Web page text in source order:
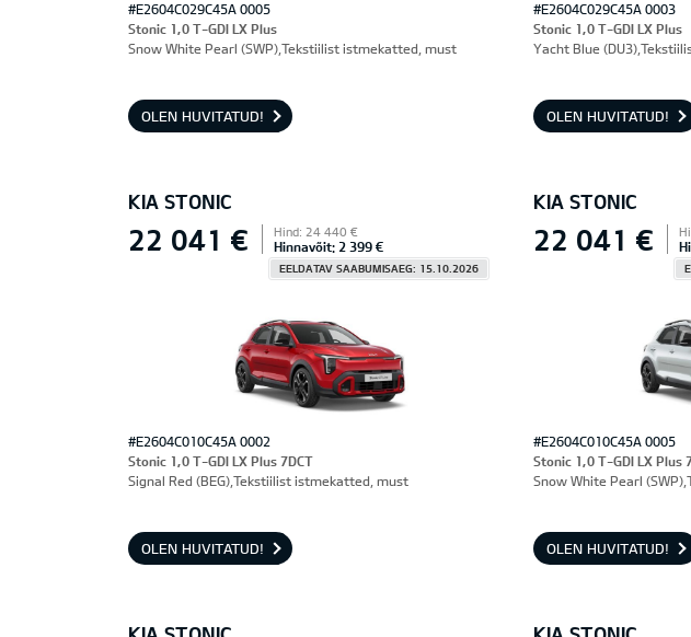
#E2604C029C45A 0005
Stonic 1,0 T-GDI LX Plus
Snow White Pearl (SWP),Tekstiilist istmekatted, must
OLEN HUVITATUD!
#E2604C029C45A 0003
Stonic 1,0 T-GDI LX Plus
Yacht Blue
OLEN HUVITATUD!
KIA STONIC
22 041 € Hind: 24 440 €
Hinnavõit: 2 399 €
EELDATAV SAABUMISAEG: 15.10.2026
#E2604C010C45A 0002
Stonic 1,0 T-GDI LX Plus 7DCT
Signal Red (BEG),Tekstiilist istmekatted, must
OLEN HUVITATUD!
KIA STONIC
22 041 €
#E2604C010C45A 0005
Stonic 1,0 T-GDI LX Plus
Snow White Pearl
OLEN HUVITATUD!